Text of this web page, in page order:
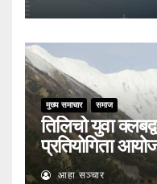
मुख्य समाचार समाज
तिलिचो युवा
प्रतियोगिता
आहा सञ्चार